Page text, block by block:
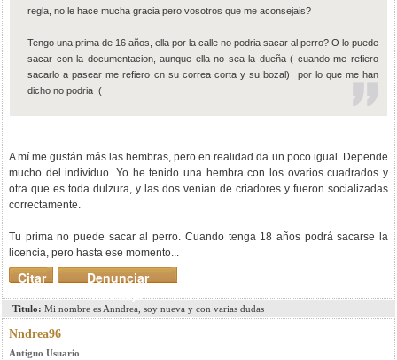
regla, no le hace mucha gracia pero vosotros que me aconsejais?
Tengo una prima de 16 años, ella por la calle no podria sacar al perro? O lo puede
sacar con la documentacion, aunque ella no sea la dueña ( cuando me refiero
sacarlo a pasear me refiero cn su correa corta y su bozal) por lo que me han
dicho no podria :(
A mí me gustán más las hembras, pero en realidad da un poco igual. Depende
mucho del individuo. Yo he tenido una hembra con los ovarios cuadrados y
otra que es toda dulzura, y las dos venían de criadores y fueron socializadas
correctamente.
Tu prima no puede sacar al perro. Cuando tenga 18 años podrá sacarse la
licencia, pero hasta ese momento...
Denunciar
mensaje
Citar
Titulo: Mi nombre es Anndrea, soy nueva y con varias dudas
Nndrea96
Antiguo Usuario